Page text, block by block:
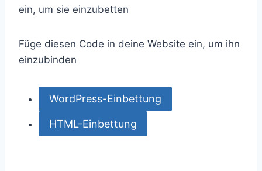
n
u
é
o
ein, um sie einzubetten
Füge diesen Code in deine Website ein, um ihn
einzubinden
WordPress-Einbettung
HTML-Einbettung